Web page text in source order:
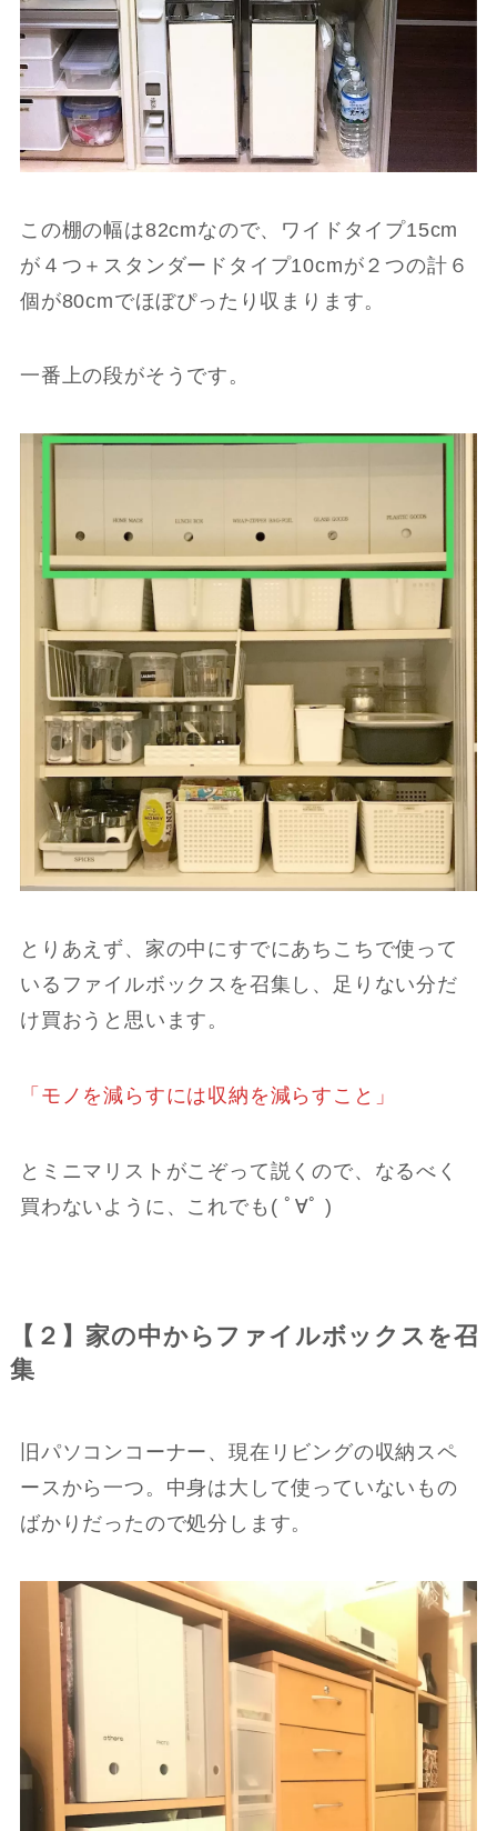
この棚の幅は82cmなので、ワイドタイプ15cm
が４つ＋スタンダードタイプ10cmが２つの計６
個が80cmでほぼぴったり収まります。
一番上の段がそうです。
とりあえず、家の中にすでにあちこちで使って
いるファイルボックスを召集し、足りない分だ
け買おうと思います。
「モノを減らすには収納を減らすこと」
とミニマリストがこぞって説くので、なるべく
買わないように、これでも( ﾟ∀ﾟ )
【２】家の中からファイルボックスを召
集
旧パソコンコーナー、現在リビングの収納スペ
ースから一つ。中身は大して使っていないもの
ばかりだったので処分します。